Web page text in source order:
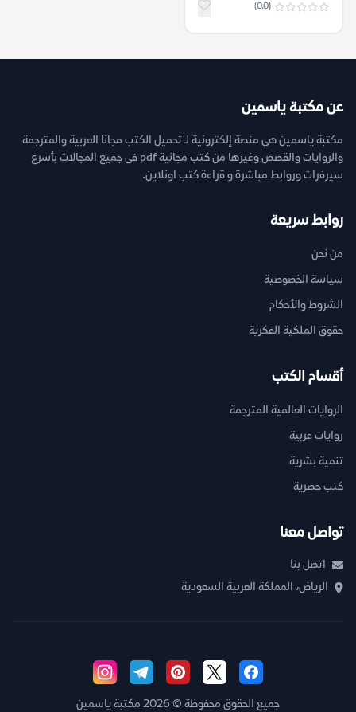
(0.0)
عن مكتبة ياسمين
مكتبة ياسمين هي منصة إلكترونية لـ تحميل الكتب مجانا العربية والمترجمة
والروايات والقصص وغيرها من كتب مجانية pdf فى جميع المجالات بأسرع
سيرفرات وروابط مباشرة و قراءة كتب اونلاين.
روابط سريعة
من نحن
سياسة الخصوصية
الشروط والأحكام
حقوق الملكية الفكرية
أقسام الكتب
الروايات العالمية المترجمة
روايات عربية
تنمية بشرية
كتب حصرية
تواصل معنا
اتصل بنا
الرياض، المملكة العربية السعودية
جميع الحقوق محفوظة © 2026 مكتبة ياسمين